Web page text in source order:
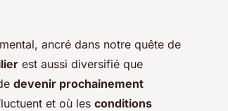
ancré dans notre quête de
est aussi diversifié que
devenir prochainement
et où les conditions